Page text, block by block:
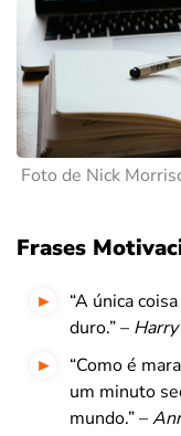
Foto de Nick
Frases
“A única
duro.” –
“Como é
um minuto
mundo.” –